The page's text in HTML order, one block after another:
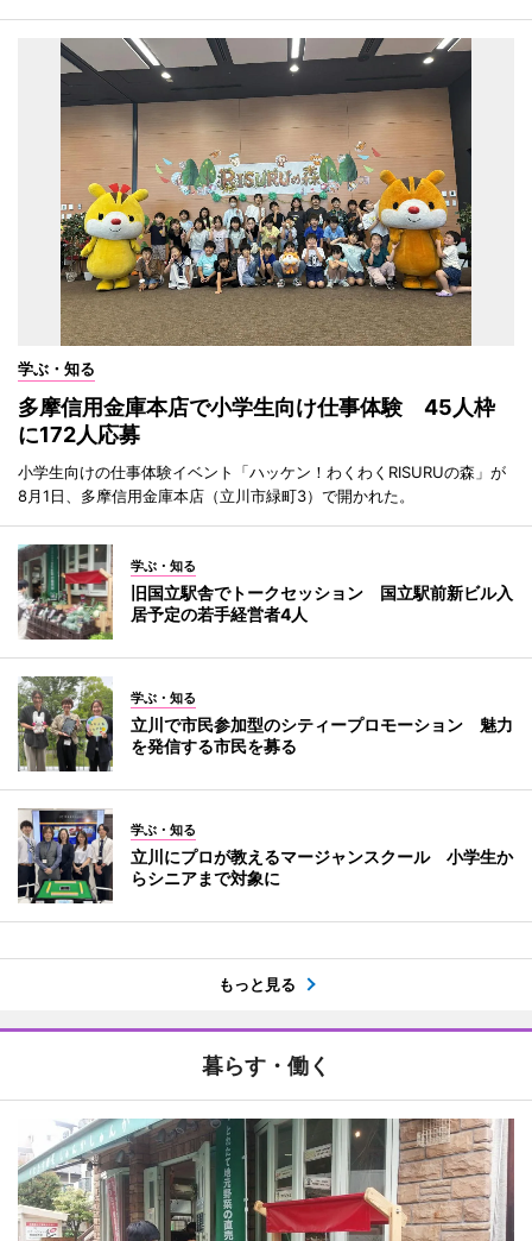
学ぶ・知る
多摩信用金庫本店で小学生向け仕事体験 45人枠
に172人応募
小学生向けの仕事体験イベント「ハッケン！わくわくRISURUの森」が
8月1日、多摩信用金庫本店（立川市緑町3）で開かれた。
学ぶ・知る
旧国立駅舎でトークセッション 国立駅前新ビル入
居予定の若手経営者4人
学ぶ・知る
立川で市民参加型のシティープロモーション 魅力
を発信する市民を募る
学ぶ・知る
立川にプロが教えるマージャンスクール 小学生か
らシニアまで対象に
もっと見る
暮らす・働く